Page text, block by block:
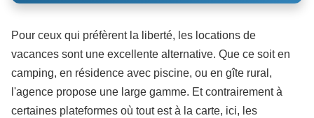
Pour ceux qui préfèrent la liberté, les locations de
vacances sont une excellente alternative. Que ce soit en
camping, en résidence avec piscine, ou en gîte rural,
l'agence propose une large gamme. Et contrairement à
certaines plateformes où tout est à la carte, ici, les